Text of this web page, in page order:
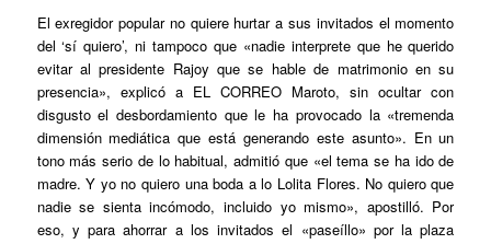
El exregidor popular no quiere hurtar a sus invitados el momento
del ‘sí quiero’, ni tampoco que «nadie interprete que he querido
evitar al presidente Rajoy que se hable de matrimonio en su
presencia», explicó a EL CORREO Maroto, sin ocultar con
disgusto el desbordamiento que le ha provocado la «tremenda
dimensión mediática que está generando este asunto». En un
tono más serio de lo habitual, admitió que «el tema se ha ido de
madre. Y yo no quiero una boda a lo Lolita Flores. No quiero que
nadie se sienta incómodo, incluido yo mismo», apostilló. Por
eso, y para ahorrar a los invitados el «paseíllo» por la plaza